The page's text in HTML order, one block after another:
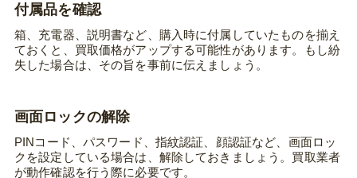
付属品を確認
箱、充電器、説明書など、購入時に付属していたものを揃え
ておくと、買取価格がアップする可能性があります。もし紛
失した場合は、その旨を事前に伝えましょう。
画面ロックの解除
PINコード、パスワード、指紋認証、顔認証など、画面ロッ
クを設定している場合は、解除しておきましょう。買取業者
が動作確認を行う際に必要です。